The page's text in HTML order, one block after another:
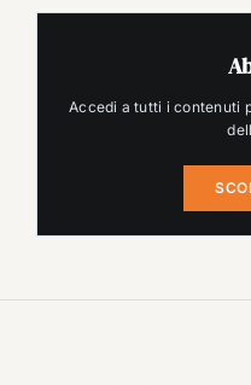
Accedi a tutti i contenuti